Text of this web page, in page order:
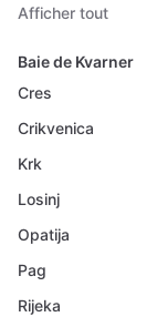
Afficher tout
Baie de Kvarner
Cres
Crikvenica
Krk
Losinj
Opatija
Pag
Rijeka